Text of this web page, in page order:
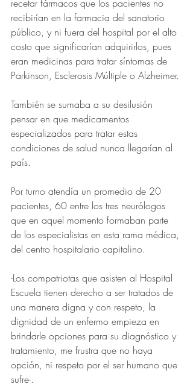
recetar fármacos que los pacientes no
recibirían en la farmacia del sanatorio
público, y ni fuera del hospital por el alto
costo que significarían adquirirlos, pues
eran medicinas para tratar síntomas de
Parkinson, Esclerosis Múltiple o Alzheimer.
También se sumaba a su desilusión
pensar en que medicamentos
especializados para tratar estas
condiciones de salud nunca llegarían al
país.
Por turno atendía un promedio de 20
pacientes, 60 entre los tres neurólogos
que en aquel momento formaban parte
de los especialistas en esta rama médica,
del centro hospitalario capitalino.
-Los compatriotas que asisten al Hospital
Escuela tienen derecho a ser tratados de
una manera digna y con respeto, la
dignidad de un enfermo empieza en
brindarle opciones para su diagnóstico y
tratamiento, me frustra que no haya
opción, ni respeto por el ser humano que
sufre-.